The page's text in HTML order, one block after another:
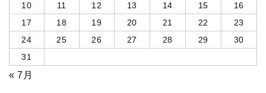
10
11 12 13 14 15
16
17
18 19 20 21 22
23
24
25 26 27 28 29
30
31
« 7月